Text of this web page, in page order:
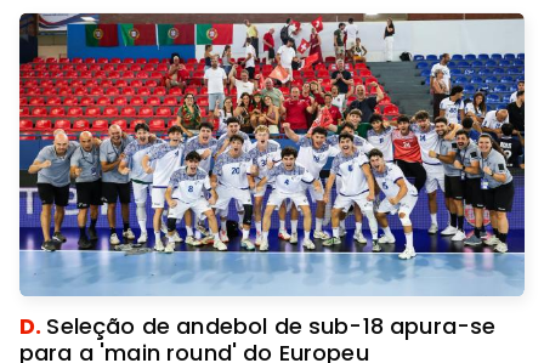
D. Seleção de andebol de sub-18 apura-se
para a 'main round' do Europeu